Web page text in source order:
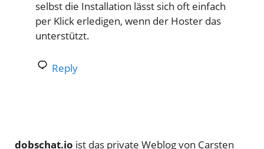
selbst die Installation lässt sich oft einfach
per Klick erledigen, wenn der Hoster das
unterstützt.
Reply
dobschat.io ist das private Weblog von Carsten